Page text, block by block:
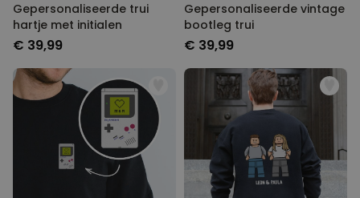
Gepersonaliseerde trui
hartje met initialen
€ 39,99
Gepersonaliseerde vintage
bootleg trui
€ 39,99